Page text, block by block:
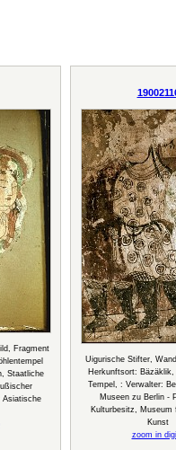
Fragment
Staatliche
Asiatische
Uigurische Stifter,
Herkunftsort: Bäzäklik,
Tempel, : Verwalter:
Museen zu Berlin -
Kulturbesitz, Museum
Kunst
zoom in